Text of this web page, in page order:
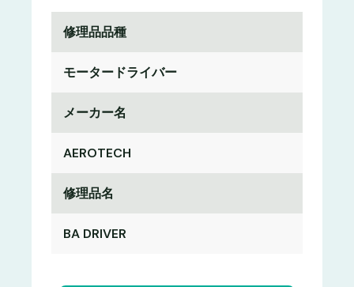
修理品品種
モータードライバー
メーカー名
AEROTECH
修理品名
BA DRIVER